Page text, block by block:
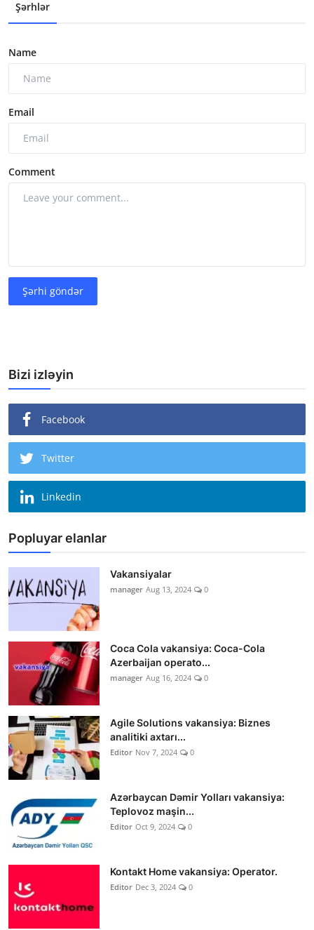
Şərhlər
Name
Email
Comment
Şərhi göndər
Bizi izləyin
Facebook
Twitter
Linkedin
Popluyar elanlar
Vakansiyalar
manager Aug 13, 2024 0
Coca Cola vakansiya: Coca-Cola
Azerbaijan operato...
manager Aug 16, 2024 0
Agile Solutions vakansiya: Biznes
analitiki axtarı...
Editor Nov 7, 2024 0
Azərbaycan Dəmir Yolları vakansiya:
Teplovoz maşin...
Editor Oct 9, 2024 0
Kontakt Home vakansiya: Operator.
Editor Dec 3, 2024 0